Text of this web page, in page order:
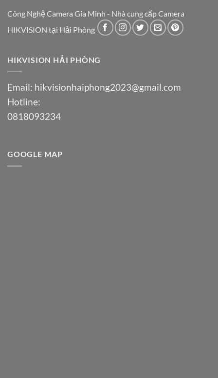
Công Nghệ Camera Gia Minh - Nhà cung cấp Camera
HIKVISION tại Hải Phòng
HIKVISION HẢI PHÒNG
Email: hikvisionhaiphong2023@gmail.com
Hotline:
0818093234
GOOGLE MAP